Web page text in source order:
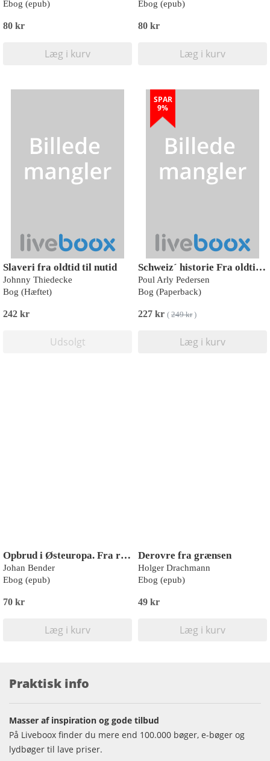
Ebog (epub)
80 kr
Læg i kurv
Ebog (epub)
80 kr
Læg i kurv
Slaveri fra oldtid til nutid
Johnny Thiedecke
Bog (Hæftet)
242 kr
Udsolgt
SPAR
9%
Schweiz´ historie Fra oldtid til nutid
Poul Arly Pedersen
Bog (Paperback)
227 kr ( 249 kr)
Læg i kurv
Opbrud i Østeuropa. Fra revolution til revolution
Johan Bender
Ebog (epub)
70 kr
Læg i kurv
Derovre fra grænsen
Holger Drachmann
Ebog (epub)
49 kr
Læg i kurv
Praktisk info
Masser af inspiration og gode tilbud
På Liveboox finder du mere end 100.000 bøger, e-bøger og
lydbøger til lave priser.